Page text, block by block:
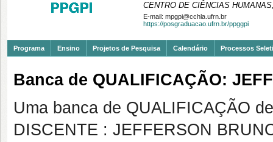
CENTRO DE CIÊNCIAS
E-mail: mpgpi@cchla.ufrn.br
https://posgraduacao.ufrn.br/ppggpi
Programa Ensino Projetos de Pesquisa Calendário Processos
Banca de QUALIFICAÇÃO:
Uma banca de QUALIFICAÇÃO
DISCENTE : JEFFERSON